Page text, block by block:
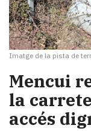
Imatge de la pista de
Mencui
la
accés